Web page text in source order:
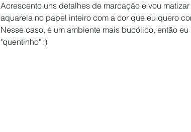
Acrescento uns detalhes de marcação e vou
aquarela no papel inteiro com a cor que eu quero
Nesse caso, é um ambiente mais bucólico, então
"quentinho" :)